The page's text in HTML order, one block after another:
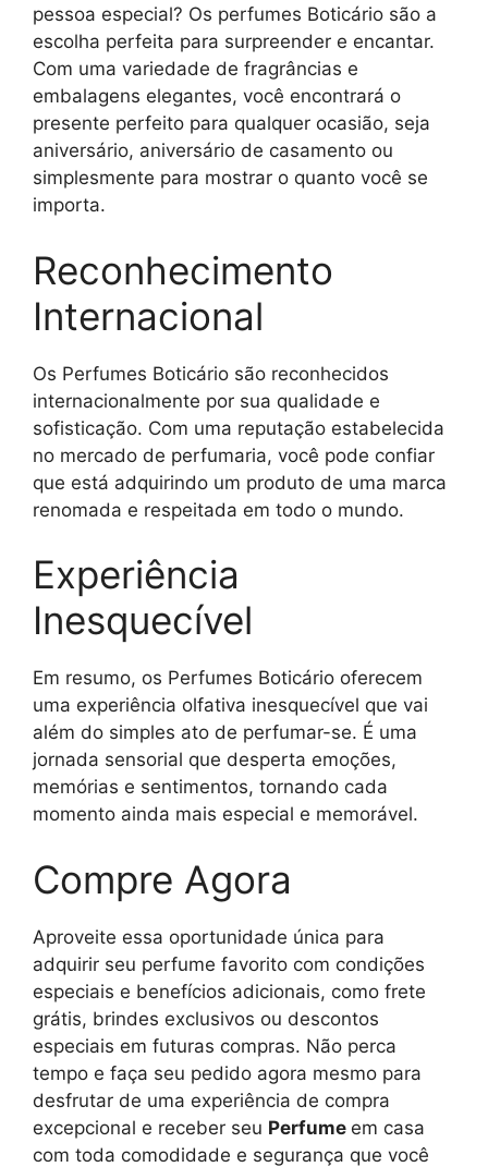
pessoa especial? Os perfumes Boticário são a
escolha perfeita para surpreender e encantar.
Com uma variedade de fragrâncias e
embalagens elegantes, você encontrará o
presente perfeito para qualquer ocasião, seja
aniversário, aniversário de casamento ou
simplesmente para mostrar o quanto você se
importa.
Reconhecimento
Internacional
Os Perfumes Boticário são reconhecidos
internacionalmente por sua qualidade e
sofisticação. Com uma reputação estabelecida
no mercado de perfumaria, você pode confiar
que está adquirindo um produto de uma marca
renomada e respeitada em todo o mundo.
Experiência
Inesquecível
Em resumo, os Perfumes Boticário oferecem
uma experiência olfativa inesquecível que vai
além do simples ato de perfumar-se. É uma
jornada sensorial que desperta emoções,
memórias e sentimentos, tornando cada
momento ainda mais especial e memorável.
Compre Agora
Aproveite essa oportunidade única para
adquirir seu perfume favorito com condições
especiais e benefícios adicionais, como frete
grátis, brindes exclusivos ou descontos
especiais em futuras compras. Não perca
tempo e faça seu pedido agora mesmo para
desfrutar de uma experiência de compra
excepcional e receber seu Perfume em casa
com toda comodidade e segurança que você